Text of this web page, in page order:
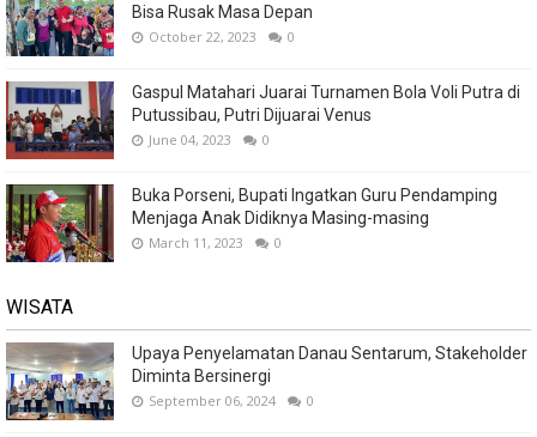
Bisa Rusak Masa Depan
October 22, 2023 0
Gaspul Matahari Juarai Turnamen Bola Voli Putra di
Putussibau, Putri Dijuarai Venus
June 04, 2023 0
Buka Porseni, Bupati Ingatkan Guru Pendamping
Menjaga Anak Didiknya Masing-masing
March 11, 2023 0
WISATA
Upaya Penyelamatan Danau Sentarum, Stakeholder
Diminta Bersinergi
September 06, 2024 0